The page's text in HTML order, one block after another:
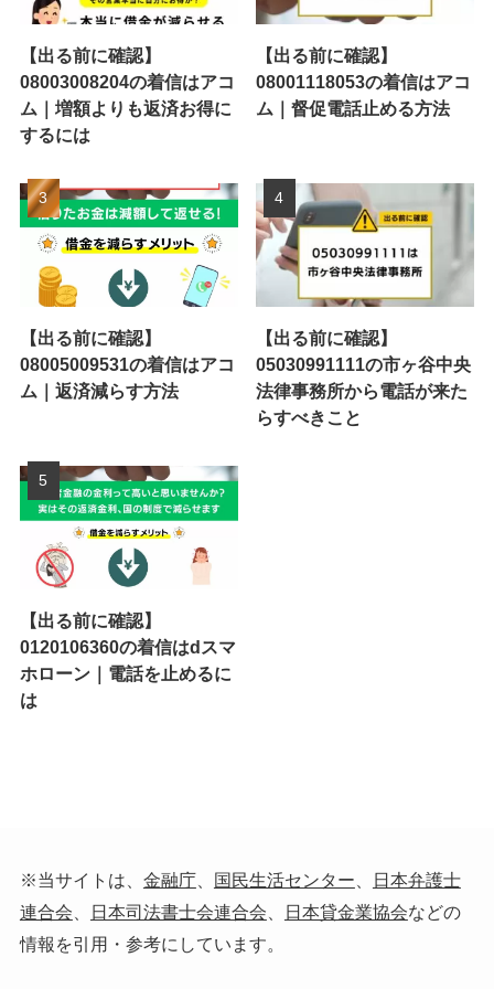
【出る前に確認】
08003008204の着信はアコ
ム｜増額よりも返済お得に
するには
【出る前に確認】
08001118053の着信はアコ
ム｜督促電話止める方法
【出る前に確認】
08005009531の着信はアコ
ム｜返済減らす方法
【出る前に確認】
05030991111の市ヶ谷中央
法律事務所から電話が来た
らすべきこと
【出る前に確認】
0120106360の着信はdスマ
ホローン｜電話を止めるに
は
※当サイトは、 金融庁、 国民生活センター
日本弁護士
連合会
日本司法書士会連合会 日本貸金業協会などの
情報を引用・参考にしています。